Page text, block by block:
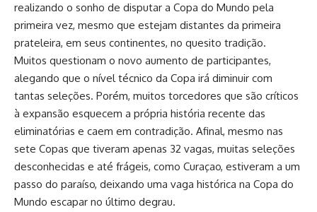
realizando o sonho de disputar a Copa do Mundo pela
primeira vez, mesmo que estejam distantes da primeira
prateleira, em seus continentes, no quesito tradição.
Muitos questionam o novo aumento de participantes,
alegando que o nível técnico da Copa irá diminuir com
tantas seleções. Porém, muitos torcedores que são críticos
à expansão esquecem a própria história recente das
eliminatórias e caem em contradição. Afinal, mesmo nas
sete Copas que tiveram apenas 32 vagas, muitas seleções
desconhecidas e até frágeis, como Curaçao, estiveram a um
passo do paraíso, deixando uma vaga histórica na Copa do
Mundo escapar no último degrau.